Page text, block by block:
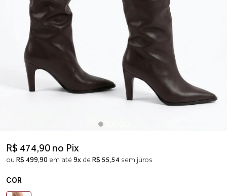
R$ 474,90 no Pix
ou R$ 499,90 em até 9x de R$ 55,54 sem juros
COR